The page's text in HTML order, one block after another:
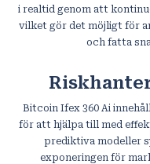
i realtid genom att
vilket gör det möjligt för
och fatta
Bitcoin Ifex 360 Ai
för att hjälpa till med
prediktiva modeller
exponeringen för